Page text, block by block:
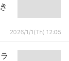
2026/1/1(Th) 12:05